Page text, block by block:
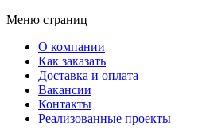
Меню страниц
О компании
Как заказать
Доставка и оплата
Вакансии
Контакты
Реализованные проекты